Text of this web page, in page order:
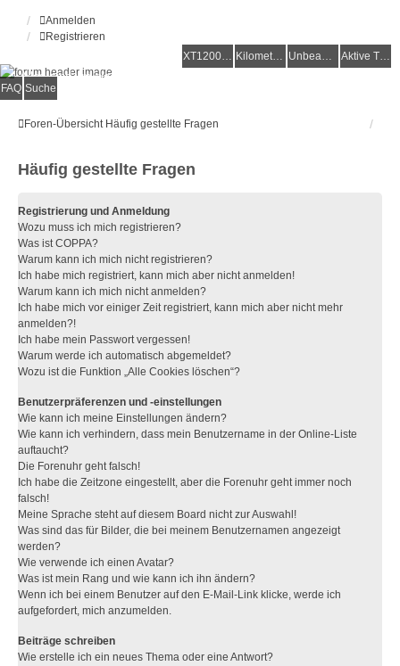
Anmelden
Registrieren
XT1200Z-Wiki
Kilometerstatistik Unbeantwortete Themen Aktive Themen
Alles rund um die Yamaha XT1200Z Super Ténéré
FAQ Suche
Foren-Übersicht Häufig gestellte Fragen
Häufig gestellte Fragen
Registrierung und Anmeldung
Wozu muss ich mich registrieren?
Was ist COPPA?
Warum kann ich mich nicht registrieren?
Ich habe mich registriert, kann mich aber nicht anmelden!
Warum kann ich mich nicht anmelden?
Ich habe mich vor einiger Zeit registriert, kann mich aber nicht mehr
anmelden?!
Ich habe mein Passwort vergessen!
Warum werde ich automatisch abgemeldet?
Wozu ist die Funktion „Alle Cookies löschen“?
Benutzerpräferenzen und -einstellungen
Wie kann ich meine Einstellungen ändern?
Wie kann ich verhindern, dass mein Benutzername in der Online-Liste
auftaucht?
Die Forenuhr geht falsch!
Ich habe die Zeitzone eingestellt, aber die Forenuhr geht immer noch
falsch!
Meine Sprache steht auf diesem Board nicht zur Auswahl!
Was sind das für Bilder, die bei meinem Benutzernamen angezeigt
werden?
Wie verwende ich einen Avatar?
Was ist mein Rang und wie kann ich ihn ändern?
Wenn ich bei einem Benutzer auf den E-Mail-Link klicke, werde ich
aufgefordert, mich anzumelden.
Beiträge schreiben
Wie erstelle ich ein neues Thema oder eine Antwort?